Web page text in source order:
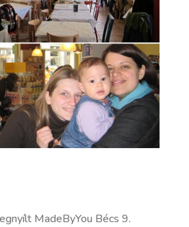
MadeByYou Bécs 9.